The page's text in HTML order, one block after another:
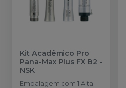
Kit Acadêmico Pro
Pana-Max Plus FX B2 -
NSK
Embalagem com 1 Alta